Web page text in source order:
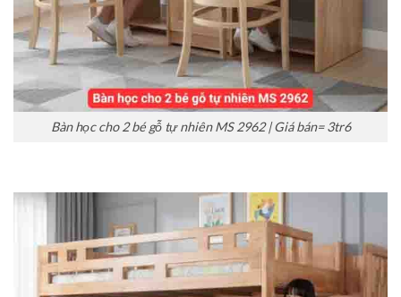
Bàn học cho 2 bé gỗ tự nhiên MS 2962 | Giá bán= 3tr6